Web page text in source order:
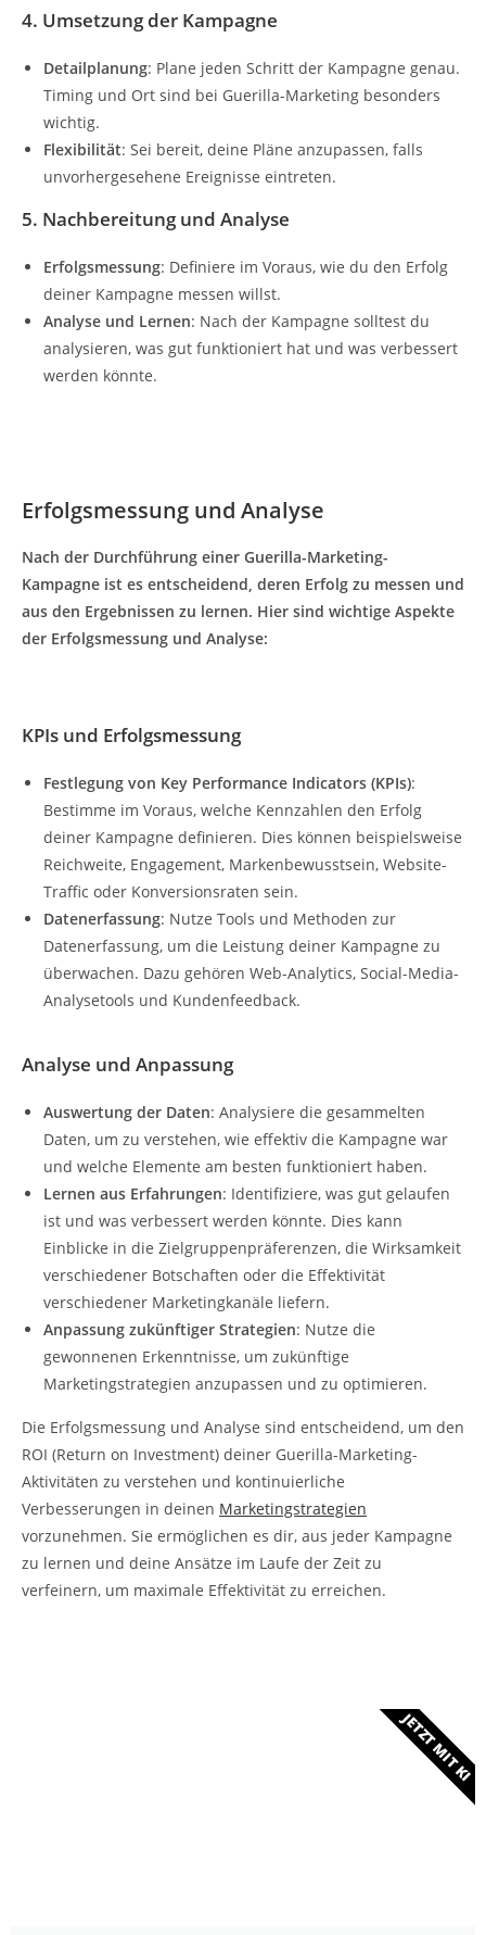
4. Umsetzung der Kampagne
Detailplanung: Plane jeden Schritt der Kampagne genau.
Timing und Ort sind bei Guerilla-Marketing besonders
wichtig.
Flexibilität: Sei bereit, deine Pläne anzupassen, falls
unvorhergesehene Ereignisse eintreten.
5. Nachbereitung und Analyse
Erfolgsmessung: Definiere im Voraus, wie du den Erfolg
deiner Kampagne messen willst.
Analyse und Lernen: Nach der Kampagne solltest du
analysieren, was gut funktioniert hat und was verbessert
werden könnte.
Erfolgsmessung und Analyse
Nach der Durchführung einer Guerilla-Marketing-
Kampagne ist es entscheidend, deren Erfolg zu messen und
aus den Ergebnissen zu lernen. Hier sind wichtige Aspekte
der Erfolgsmessung und Analyse:
KPIs und Erfolgsmessung
Festlegung von Key Performance Indicators (KPIs):
Bestimme im Voraus, welche Kennzahlen den Erfolg
deiner Kampagne definieren. Dies können beispielsweise
Reichweite, Engagement, Markenbewusstsein, Website-
Traffic oder Konversionsraten sein.
Datenerfassung: Nutze Tools und Methoden zur
Datenerfassung, um die Leistung deiner Kampagne zu
überwachen. Dazu gehören Web-Analytics, Social-Media-
Analysetools und Kundenfeedback.
Analyse und Anpassung
Auswertung der Daten: Analysiere die gesammelten
Daten, um zu verstehen, wie effektiv die Kampagne war
und welche Elemente am besten funktioniert haben.
Lernen aus Erfahrungen: Identifiziere, was gut gelaufen
ist und was verbessert werden könnte. Dies kann
Einblicke in die Zielgruppenpräferenzen, die Wirksamkeit
verschiedener Botschaften oder die Effektivität
verschiedener Marketingkanäle liefern.
Anpassung zukünftiger Strategien: Nutze die
gewonnenen Erkenntnisse, um zukünftige
Marketingstrategien anzupassen und zu optimieren.
Die Erfolgsmessung und Analyse sind entscheidend, um den
ROI (Return on Investment) deiner Guerilla-Marketing-
Aktivitäten zu verstehen und kontinuierliche
Verbesserungen in deinen Marketingstrategien
vorzunehmen. Sie ermöglichen es dir, aus jeder Kampagne
zu lernen und deine Ansätze im Laufe der Zeit zu
verfeinern, um maximale Effektivität zu erreichen.
JETZT MIT KI